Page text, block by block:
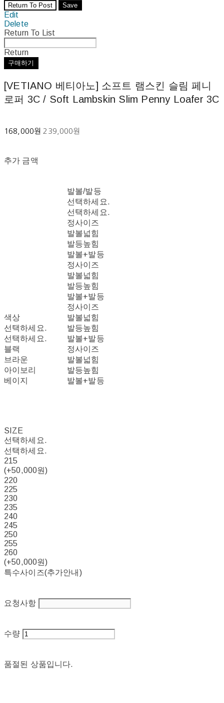
Return To Post Save
Edit
Delete
Return To List
Return
구매하기
[VETIANO 베티아노] 소프트 램스킨 슬림 페니
로퍼 3C / Soft Lambskin Slim Penny Loafer 3C
168,000원 239,000원
추가 금액
색상
선택하세요.
선택하세요.
블랙
브라운
아이보리
베이지
발볼/발등
선택하세요.
선택하세요.
정사이즈
발볼넓힘
발등높힘
발볼+발등
정사이즈
발볼넓힘
발등높힘
발볼+발등
정사이즈
발볼넓힘
발등높힘
발볼+발등
정사이즈
발볼넓힘
발등높힘
발볼+발등
SIZE
선택하세요.
선택하세요.
215
(+50,000원)
220
225
230
235
240
245
250
255
260
(+50,000원)
특수사이즈(추가안내)
요청사항
수량
품절된 상품입니다.